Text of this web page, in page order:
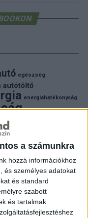
a számunkra
hozzá információkhoz
és személyes adatokat
és standard
szabott
és tartalmak
egészség
autótöltő
energiahatékonyság
fotovoltaikus
környezetvédelmi hírek
mezőgazdaság
természet
víz
zöld hirek